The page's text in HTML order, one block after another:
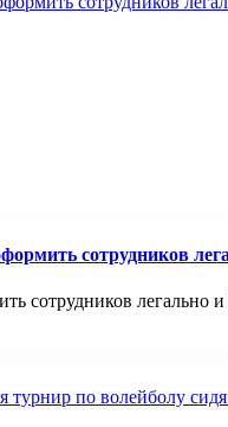
сотрудников
сотрудников легально и